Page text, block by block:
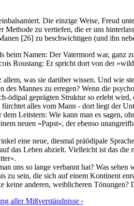
Die einzige Weise, Freud
zu vertiefen, die er uns
[26] zu beschwichtigen (und ihn
Namen: Der Vatermord war, ganz
Roustang: Er spricht dort von der
was sie darüber wissen. Und wie
Mannes zu erregen? Wenn die
ödipal geprägten Struktur so erlebt
alles vom Mann - dort liegt der
Leitstern: Wie kann man es sagen,
neuen »Papst«, der ebenso
eine neue, diesmal präödipale
das Leben abzielt. Vielleicht ist das
uns so lange verbannt hat? Was
zu sein, die sich auf einem Kontinent
anderen, weiblicheren Tönungen?
aller Mißverständnisse ›